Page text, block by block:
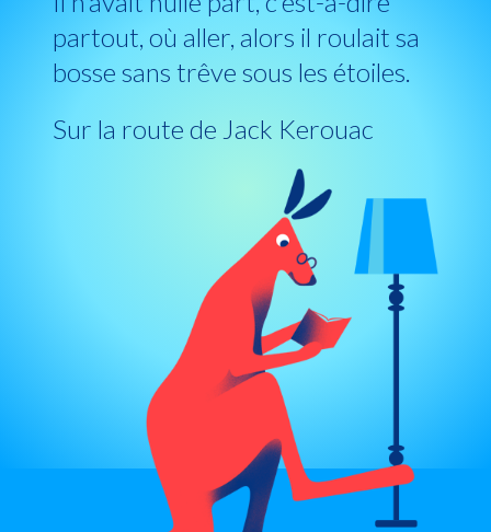
partout, où aller, alors il roulait sa
bosse sans trêve sous les étoiles.
Sur la route de Jack Kerouac